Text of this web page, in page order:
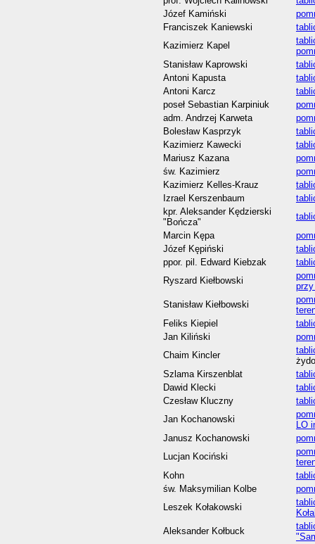
Józef Kamiński
Franciszek Kaniewski
Kazimierz Kapel
Stanisław Kaprowski
Antoni Kapusta
Antoni Karcz
poseł Sebastian Karpiniuk
adm. Andrzej Karweta
Bolesław Kasprzyk
Kazimierz Kawecki
Mariusz Kazana
św. Kazimierz
Kazimierz Kelles-Krauz
Izrael Kerszenbaum
kpr. Aleksander Kędzierski
"Bończa"
Marcin Kępa
Józef Kępiński
ppor. pil. Edward Kiebzak
Ryszard Kiełbowski
Stanisław Kiełbowski
Feliks Kiepiel
Jan Kiliński
Chaim Kincler
Szlama Kirszenblat
Dawid Klecki
Czesław Kluczny
Jan Kochanowski
LO
Janusz Kochanowski
Lucjan Kociński
Kohn
św. Maksymilian Kolbe
Leszek Kołakowski
Aleksander Kołbuck